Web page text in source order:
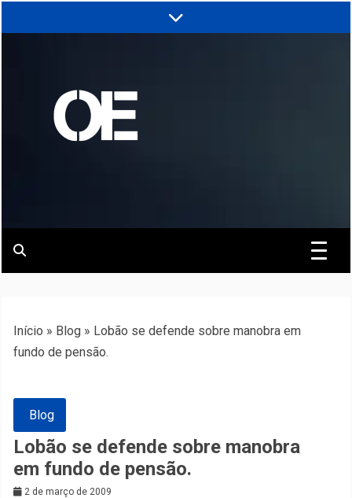
to
Revista | O
Empreiteiro
Início » Blog » Lobão se defende sobre manobra em
fundo de pensão.
Blog
Lobão se defende sobre manobra
em fundo de pensão.
2 de março de 2009